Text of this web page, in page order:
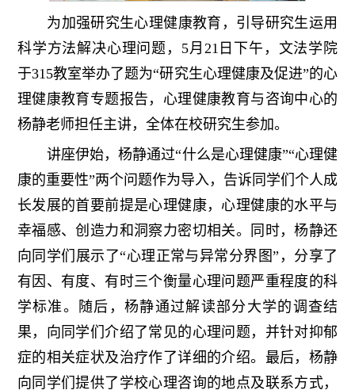
为加强研究生心理健康教育，引导研究生运用
科学方法解决心理问题，5月21日下午，文法学院
于315教室举办了题为“研究生心理健康及促进”的心
理健康教育专题报告，心理健康教育与咨询中心的
杨静老师担任主讲，全体在校研究生参加。
讲座伊始，杨静通过“什么是心理健康”“心理健
康的重要性”两个问题作为导入，告诉同学们个人成
长发展的首要前提是心理健康，心理健康的水平与
幸福感、创造力和洞察力密切相关。同时，杨静还
向同学们展示了“心理正常与异常分界图”，分享了
有因、有度、有时三个衡量心理问题严重程度的科
学标准。随后，杨静通过解读部分大学的调查结
果，向同学们介绍了常见的心理问题，并针对抑郁
症的相关症状及治疗作了详细的介绍。最后，杨静
向同学们提供了学校心理咨询的地点及联系方式，